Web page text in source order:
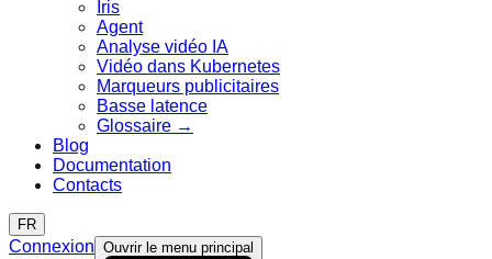
Iris
Agent
Analyse vidéo IA
Vidéo dans Kubernetes
Marqueurs publicitaires
Basse latence
Glossaire →
Blog
Documentation
Contacts
FR
Connexion Ouvrir le menu principal